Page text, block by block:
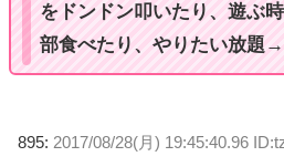
をドンドン叩いたり、遊ぶ
部食べたり、やりたい放題
895: 2017/08/28(月) 19:45:40.96